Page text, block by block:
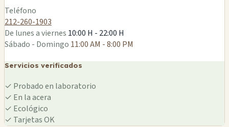
Teléfono
212-260-1903
De lunes a viernes 10:00 H - 22:00 H
Sábado - Domingo 11:00 AM - 8:00 PM
Servicios verificados
✓ Probado en laboratorio
✓ En la acera
✓ Ecológico
✓ Tarjetas OK